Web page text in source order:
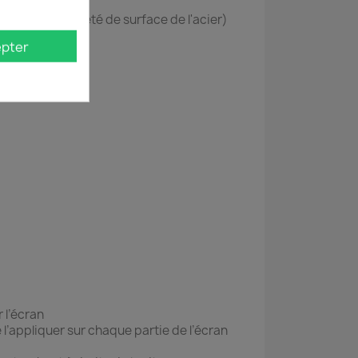
à la dureté de surface de l'acier)
sur chaque partie de l’écran